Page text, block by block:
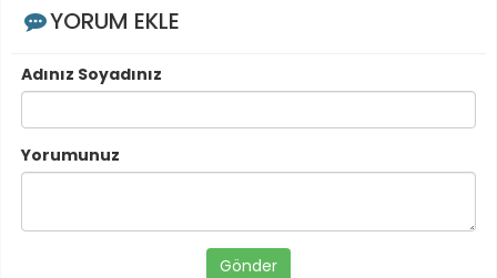
YORUM EKLE
Adınız Soyadınız
Yorumunuz
Gönder